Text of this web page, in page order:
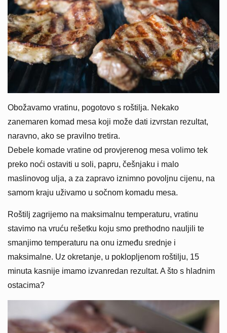
Obožavamo vratinu, pogotovo s roštilja. Nekako
zanemaren komad mesa koji može dati izvrstan rezultat,
naravno, ako se pravilno tretira.
Debele komade vratine od provjerenog mesa volimo tek
preko noći ostaviti u soli, papru, češnjaku i malo
maslinovog ulja, a za zapravo iznimno povoljnu cijenu, na
samom kraju uživamo u sočnom komadu mesa.
Roštilj zagrijemo na maksimalnu temperaturu, vratinu
stavimo na vruću rešetku koju smo prethodno nauljili te
smanjimo temperaturu na onu između srednje i
maksimalne. Uz okretanje, u poklopljenom roštilju, 15
minuta kasnije imamo izvanredan rezultat. A što s hladnim
ostacima?